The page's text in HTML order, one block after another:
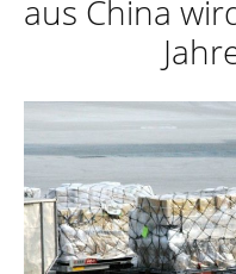
aus China